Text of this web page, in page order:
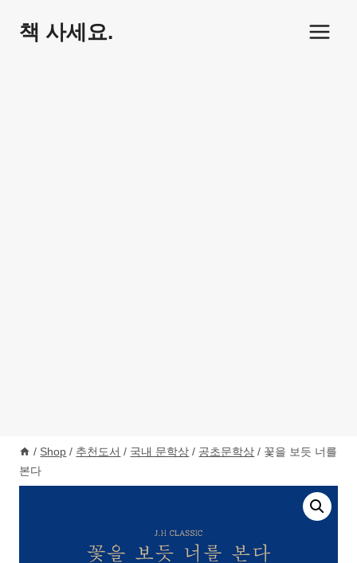
책 사세요.
/ Shop / 추천도서 / 국내 문학상 / 공초문학상 / 꽃을 보듯 너를
본다